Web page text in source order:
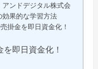
アンドデジタル株式会
効果的な学習方法
掛金を即日資金化！
即日資金化！